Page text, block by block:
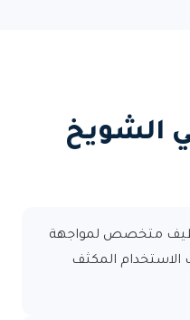
الشويخ
متخصص لمواجهة
الاستخدام المكثف